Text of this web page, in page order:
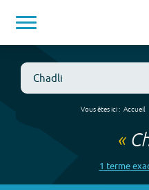
Vous êtes ici : Accueil
«
1 terme